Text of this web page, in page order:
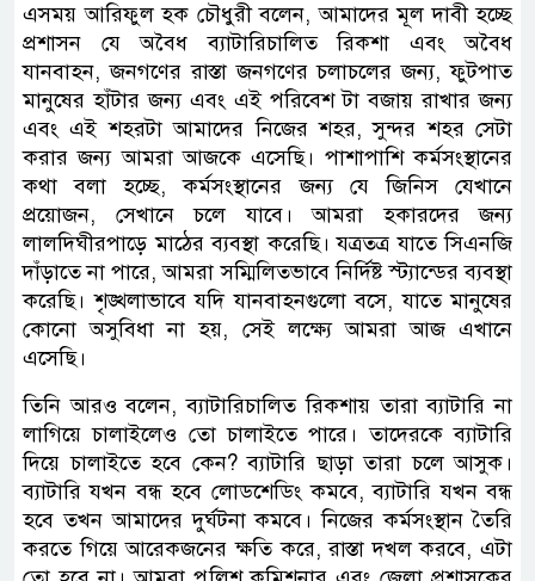
এসময় আরিফুল হক চৌধুরী বলেন, আমাদের মূল দাবী হচ্ছে
প্রশাসন যে অবৈধ ব্যাটারিচালিত রিকশা এবং অবৈধ
যানবাহন, জনগণের রাস্তা জনগণের চলাচলের জন্য, ফুটপাত
মানুষের হাঁটার জন্য এবং এই পরিবেশ টা বজায় রাখার জন্য
এবং এই শহরটা আমাদের নিজের শহর, সুন্দর শহর সেটা
করার জন্য আমরা আজকে এসেছি। পাশাপাশি কর্মসংস্থানের
কথা বলা হচ্ছে, কর্মসংস্থানের জন্য যে জিনিস যেখানে
প্রয়োজন, সেখানে চলে যাবে। আমরা হকারদের জন্য
লালদিঘীরপাড়ে মাঠের ব্যবস্থা করেছি। যত্রতত্র যাতে সিএনজি
দাঁড়াতে না পারে, আমরা সম্মিলিতভাবে নির্দিষ্ট স্ট্যান্ডের ব্যবস্থা
করেছি। শৃঙ্খলাভাবে যদি যানবাহনগুলো বসে, যাতে মানুষের
কোনো অসুবিধা না হয়, সেই লক্ষ্যে আমরা আজ এখানে
এসেছি।
তিনি আরও বলেন, ব্যাটারিচালিত রিকশায় তারা ব্যাটারি না
লাগিয়ে চালাইলেও তো চালাইতে পারে। তাদেরকে ব্যাটারি
দিয়ে চালাইতে হবে কেন? ব্যাটারি ছাড়া তারা চলে আসুক।
ব্যাটারি যখন বন্ধ হবে লোডশেডিং কমবে, ব্যাটারি যখন বন্ধ
হবে তখন আমাদের দুর্ঘটনা কমবে। নিজের কর্মসংস্থান তৈরি
করতে গিয়ে আরেকজনের ক্ষতি করে, রাস্তা দখল করবে, এটা